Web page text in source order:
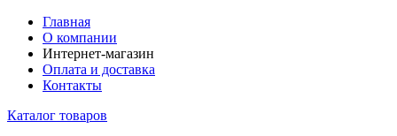
Главная
О компании
Интернет-магазин
Оплата и доставка
Контакты
Каталог товаров